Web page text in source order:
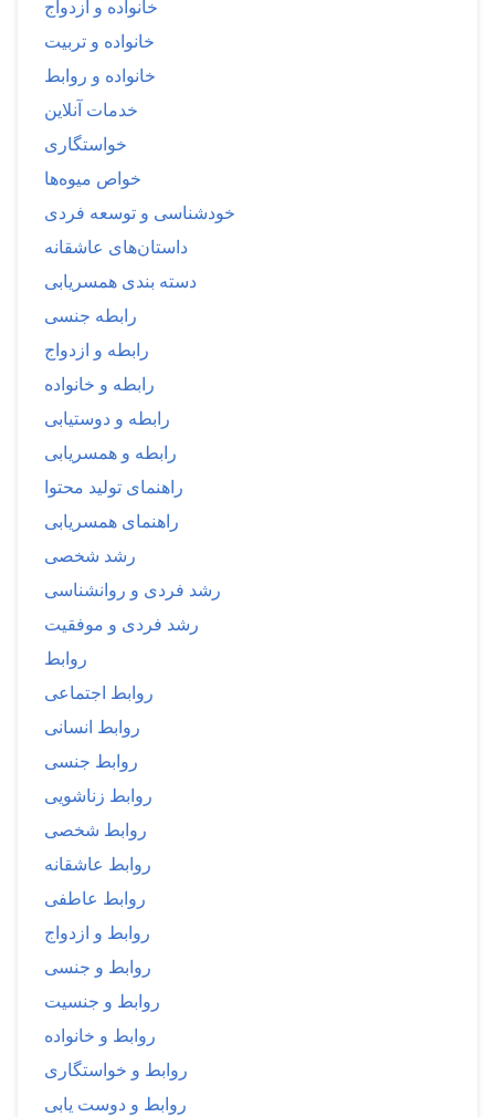
خانواده و ازدواج
خانواده و تربیت
خانواده و روابط
خدمات آنلاین
خواستگاری
خواص میوه‌ها
خودشناسی و توسعه فردی
داستان‌های عاشقانه
دسته بندی همسریابی
رابطه جنسی
رابطه و ازدواج
رابطه و خانواده
رابطه و دوستیابی
رابطه و همسریابی
راهنمای تولید محتوا
راهنمای همسریابی
رشد شخصی
رشد فردی و روانشناسی
رشد فردی و موفقیت
روابط
روابط اجتماعی
روابط انسانی
روابط جنسی
روابط زناشویی
روابط شخصی
روابط عاشقانه
روابط عاطفی
روابط و ازدواج
روابط و جنسی
روابط و جنسیت
روابط و خانواده
روابط و خواستگاری
روابط و دوست یابی